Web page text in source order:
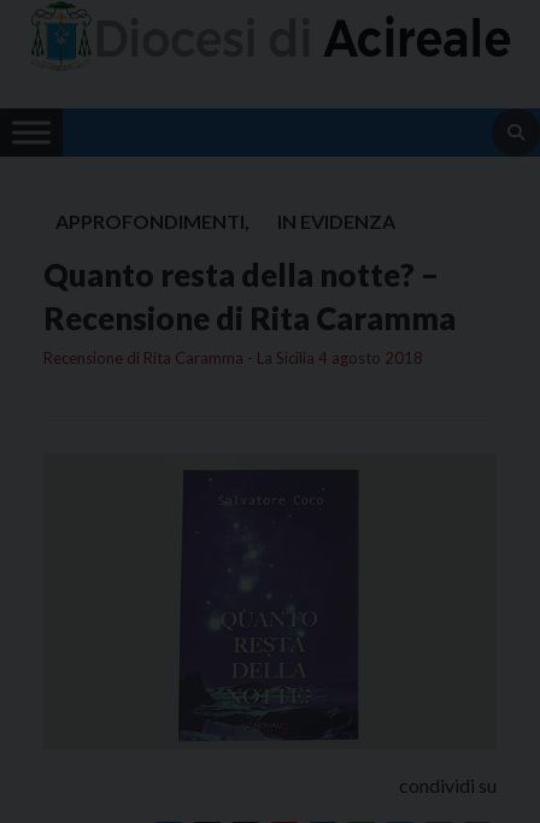
Skip
APPROFONDIMENTI, IN EVIDENZA
Quanto resta della notte? –
Recensione di Rita Caramma
Recensione di Rita Caramma - La Sicilia 4 agosto 2018
condividi su